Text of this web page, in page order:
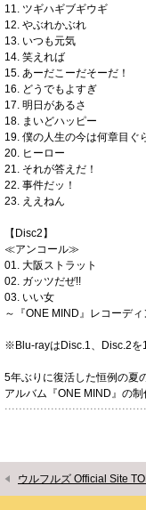
11. ツギハギブギウギ
12. やぶれかぶれ
13. いつも元気
14. 笑えれば
15. あーだこーだそーだ！
16. どうでもよすぎ
17. 明日があるさ
18. まいどハッピー
19. 僕の人生の今は何章目ぐ
20. ヒーロー
21. それが答えだ！
22. 事件だッ！
23. ええねん
【Disc2】
≪アンコール≫
01. 大阪ストラット
02. ガッツだぜ!!
03. いい女
～『ONE MIND』レコーデ
※Blu-rayはDisc.1、Disc.2を
5年ぶりに復活した恒例の夏
アルバム『ONE MIND』の
ウルフルズ Official Site